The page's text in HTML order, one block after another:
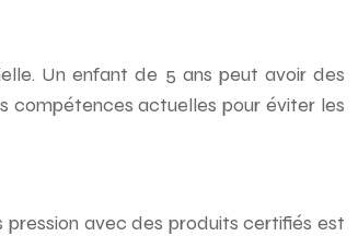
Un enfant de 5 ans peut avoir des
compétences actuelles pour éviter les
avec des produits certifiés est